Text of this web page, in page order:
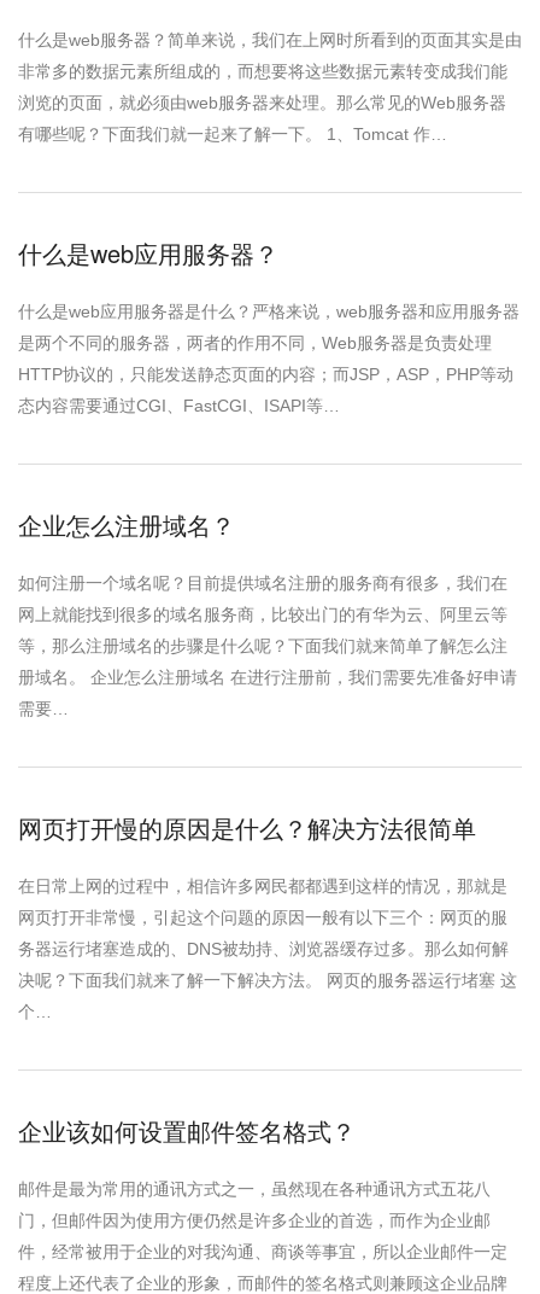
什么是web服务器？简单来说，我们在上网时所看到的页面其实是由
非常多的数据元素所组成的，而想要将这些数据元素转变成我们能
浏览的页面，就必须由web服务器来处理。那么常见的Web服务器
有哪些呢？下面我们就一起来了解一下。 1、Tomcat 作…
什么是web应用服务器？
什么是web应用服务器是什么？严格来说，web服务器和应用服务器
是两个不同的服务器，两者的作用不同，Web服务器是负责处理
HTTP协议的，只能发送静态页面的内容；而JSP，ASP，PHP等动
态内容需要通过CGI、FastCGI、ISAPI等…
企业怎么注册域名？
如何注册一个域名呢？目前提供域名注册的服务商有很多，我们在
网上就能找到很多的域名服务商，比较出门的有华为云、阿里云等
等，那么注册域名的步骤是什么呢？下面我们就来简单了解怎么注
册域名。 企业怎么注册域名 在进行注册前，我们需要先准备好申请
需要…
网页打开慢的原因是什么？解决方法很简单
在日常上网的过程中，相信许多网民都都遇到这样的情况，那就是
网页打开非常慢，引起这个问题的原因一般有以下三个：网页的服
务器运行堵塞造成的、DNS被劫持、浏览器缓存过多。那么如何解
决呢？下面我们就来了解一下解决方法。 网页的服务器运行堵塞 这
个…
企业该如何设置邮件签名格式？
邮件是最为常用的通讯方式之一，虽然现在各种通讯方式五花八
门，但邮件因为使用方便仍然是许多企业的首选，而作为企业邮
件，经常被用于企业的对我沟通、商谈等事宜，所以企业邮件一定
程度上还代表了企业的形象，而邮件的签名格式则兼顾这企业品牌